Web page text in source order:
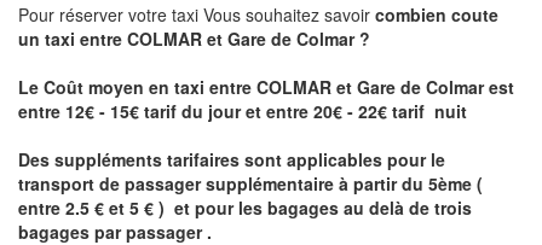
Pour réserver votre taxi Vous souhaitez savoir combien coute
un taxi entre COLMAR et Gare de Colmar ?
Le Coût moyen en taxi entre COLMAR et Gare de Colmarest
entre 12€ - 15€ tarif du jour et entre 20€ - 22€ tarif nuit
Des suppléments tarifaires sont applicables pour le
transport de passager supplémentaire à partir du 5ème (
entre 2.5 € et 5 € ) et pour les bagages au delà de trois
bagages par passager .